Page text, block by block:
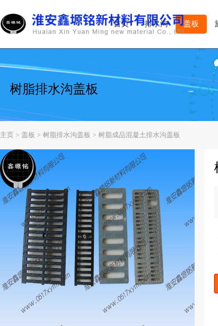
首页 排水沟 盖板
树脂排水沟盖板
主页 > 盖板 > 树脂排水沟盖板 > 树脂成品混凝土排水沟盖板